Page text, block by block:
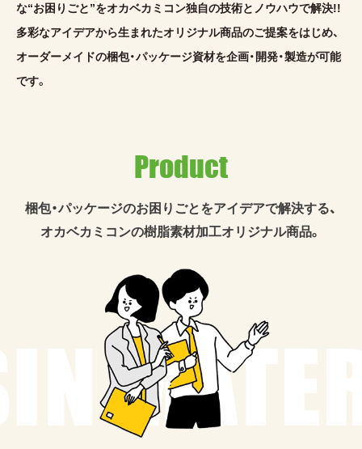
な“お困りごと”をオカベカミコン独自の技術とノウハウで解決!!
多彩なアイデアから生まれたオリジナル商品のご提案をはじめ、
オーダーメイドの梱包・パッケージ資材を企画・開発・製造が可能
です。
Product
梱包・パッケージのお困りごとをアイデアで解決する、
オカベカミコンの樹脂素材加工オリジナル商品。